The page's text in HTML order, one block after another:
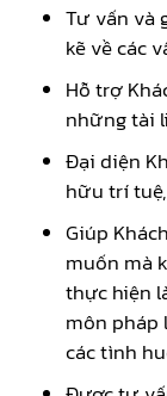
Tư vấn và
kẽ về các
Hỗ trợ
những tài
Đại diện
hữu trí
Giúp
muốn mà
thực hiện
môn pháp
các tình